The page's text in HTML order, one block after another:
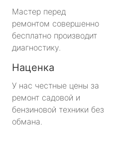
Мастер перед
ремонтом совершенно
бесплатно производит
диагностику.
Наценка
У нас честные цены за
ремонт садовой и
бензиновой техники без
обмана.